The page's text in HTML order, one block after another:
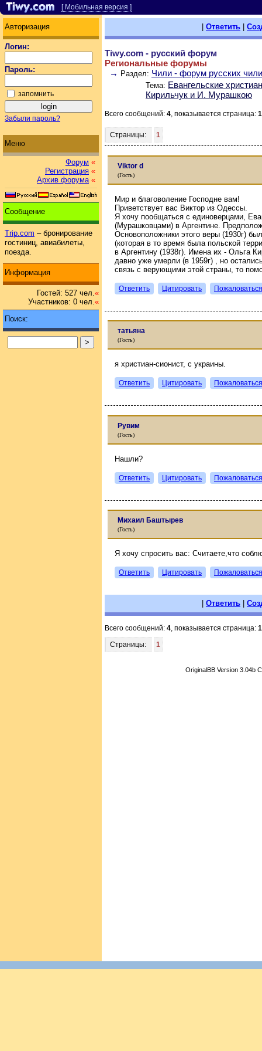
[ Мобильная версия ]
Авторизация
Логин:
Пароль:
запомнить
Забыли пароль?
Меню
Форум «
Регистрация «
Архив форума «
Сообщение
Trip.com – бронирование
гостиниц, авиабилеты,
поезда.
Информация
Гостей: 527 чел.«
Участников: 0 чел.«
Поиск:
Ответить
Tiwy.com - русский форум
Региональные форумы
→ Раздел: Чили - форум русских
Тема: Евангельские
Кирильчук и И. Мурашкою
Всего сообщений: 4, показывается страница: 1
Страницы: 1
Viktor d
(Гость)
Мир и благоволение Господне вам!
Приветствует вас Виктор из Одессы.
Я хочу пообщаться с единоверцами,
(Мурашковцами) в Аргентине.
Основоположники этого веры (1930г)
(которая в то время была польской
в Аргентину (1938г). Имена их - Ольга
давно уже умерли (в 1959г) , но
связь с верующими этой страны, то
Ответить Цитировать Пожаловаться
татьяна
(Гость)
я христиан-сионист, с украины.
Ответить Цитировать Пожаловаться
Рувим
(Гость)
Нашли?
Ответить Цитировать Пожаловаться
Михаил Баштырев
(Гость)
Я хочу спросить вас: Считаете,что
Ответить Цитировать Пожаловаться
Ответить
Всего сообщений: 4, показывается страница: 1
Страницы:
1
OriginalBB Version 3.04b